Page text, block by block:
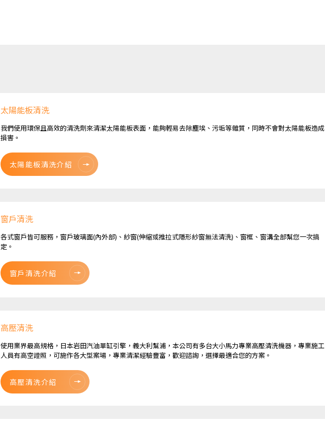
太陽能板清洗
我們使用環保且高效的清洗劑來清潔太陽能板表面，能夠輕易去除塵埃、污垢等雜質，同時不會對太陽能板造成
損害。
太陽能板清洗介紹
窗戶清洗
各式窗戶皆可服務，窗戶玻璃面(內外部)、紗窗(伸縮或推拉式隱形紗窗無法清洗)、窗框、窗溝全部幫您一次搞
定。
窗戶清洗介紹
高壓清洗
使用業界最高規格，日本岩田汽油單缸引擎，義大利幫浦，本公司有多台大小馬力專業高壓清洗機器，專業施工
人員有高空證照，可施作各大型案場，專業清潔經驗豐富，歡迎諮詢，選擇最適合您的方案。
高壓清洗介紹